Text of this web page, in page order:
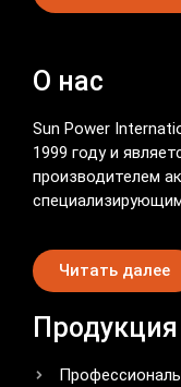
О нас
Sun Power
1999 году и
производителем
Читать далее
Продукция